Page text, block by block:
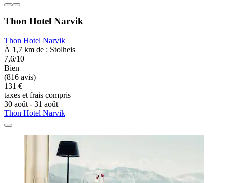
Thon Hotel Narvik
Thon Hotel Narvik
À 1,7 km de : Stolheis
7,6/10
Bien
(816 avis)
131 €
taxes et frais compris
30 août - 31 août
Thon Hotel Narvik